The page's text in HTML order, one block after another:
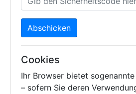
Abschicken
Cookies
Ihr Browser bietet
– sofern Sie deren